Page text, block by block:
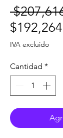
IVA excluido
Cantidad *